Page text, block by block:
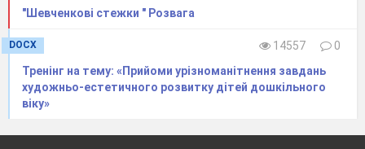
"Шевченкові стежки " Розвага
DOCX 14557
0
Тренінг на тему: «Прийоми урізноманітнення завдань
художньо-естетичного розвитку дітей дошкільного
віку»